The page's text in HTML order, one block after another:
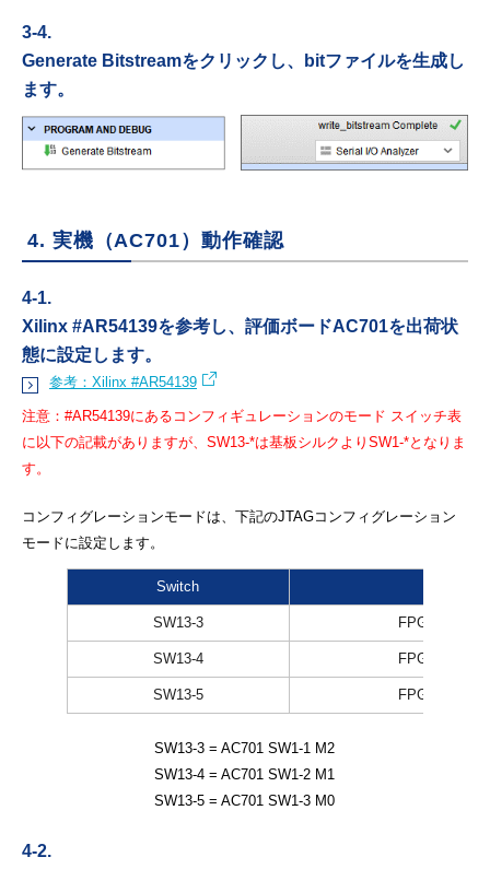
3-4.
Generate Bitstreamをクリックし、bitファイルを生成し
ます。
4. 実機（AC701）動作確認
4-1.
Xilinx #AR54139を参考し、評価ボードAC701を出荷状
態に設定します。
参考：Xilinx #AR54139
注意： #AR54139にあるコンフィギュレーションのモード スイッチ表
に以下の記載がありますが、SW13-*は基板シルクよりSW1-*となりま
す。
コンフィグレーションモードは、下記のJTAGコンフィグレーション
モードに設定します。
SW13-3 = AC701 SW1-1 M2
SW13-4 = AC701 SW1-2 M1
SW13-5 = AC701 SW1-3 M0
Switch
SW13-3 FPGA_M2
SW13-4 FPGA_M1
SW13-5 FPGA_M0
4-2.